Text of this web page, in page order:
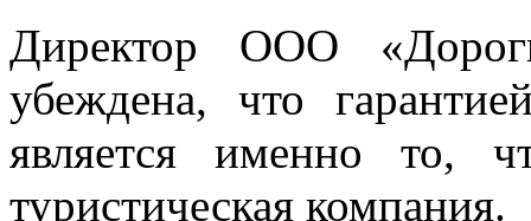
Директор ООО
убеждена, что
является именно то,
туристическая компания.